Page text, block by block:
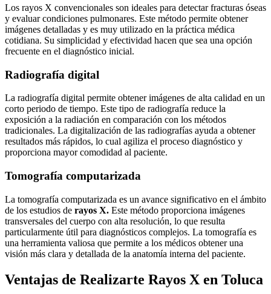
Los rayos X convencionales son ideales para detectar fracturas óseas
y evaluar condiciones pulmonares. Este método permite obtener
imágenes detalladas y es muy utilizado en la práctica médica
cotidiana. Su simplicidad y efectividad hacen que sea una opción
frecuente en el diagnóstico inicial.
Radiografía digital
La radiografía digital permite obtener imágenes de alta calidad en un
corto periodo de tiempo. Este tipo de radiografía reduce la
exposición a la radiación en comparación con los métodos
tradicionales. La digitalización de las radiografías ayuda a obtener
resultados más rápidos, lo cual agiliza el proceso diagnóstico y
proporciona mayor comodidad al paciente.
Tomografía computarizada
La tomografía computarizada es un avance significativo en el ámbito
de los estudios de rayos X. Este método proporciona imágenes
transversales del cuerpo con alta resolución, lo que resulta
particularmente útil para diagnósticos complejos. La tomografía es
una herramienta valiosa que permite a los médicos obtener una
visión más clara y detallada de la anatomía interna del paciente.
Ventajas de Realizarte Rayos X en Toluca